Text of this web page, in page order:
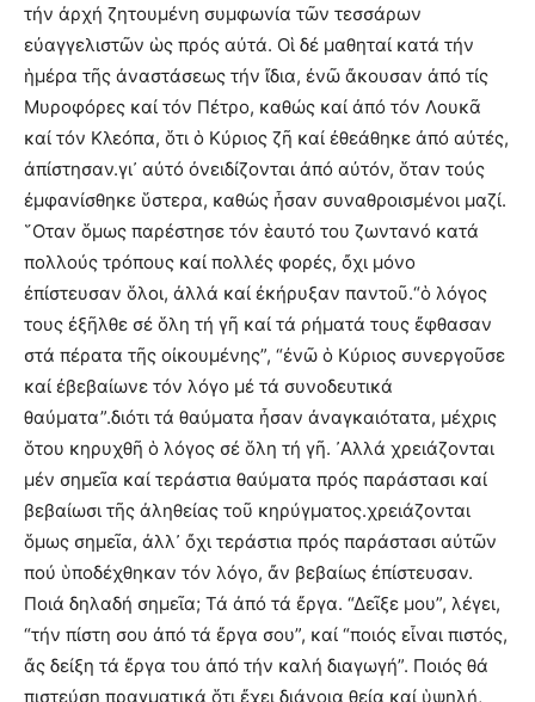
τήν ἀρχή ζητουμένη συμφωνία τῶν τεσσάρων
εὐαγγελιστῶν ὡς πρός αὐτά. Οἱ δέ μαθηταί κατά τήν
ἡμέρα τῆς ἀναστάσεως τήν ἴδια, ἐνῶ ἄκουσαν ἀπό τίς
Μυροφόρες καί τόν Πέτρο, καθώς καί ἀπό τόν Λουκᾶ
καί τόν Κλεόπα, ὅτι ὁ Κύριος ζῆ καί ἐθεάθηκε ἀπό αὐτές,
ἀπίστησαν.γι᾿ αὐτό ὀνειδίζονται ἀπό αὐτόν, ὅταν τούς
ἐμφανίσθηκε ὕστερα, καθώς ἦσαν συναθροισμένοι μαζί.
῞Οταν ὅμως παρέστησε τόν ἑαυτό του ζωντανό κατά
πολλούς τρόπους καί πολλές φορές, ὄχι μόνο
ἐπίστευσαν ὅλοι, ἀλλά καί ἐκήρυξαν παντοῦ.“ὁ λόγος
τους ἐξῆλθε σέ ὅλη τή γῆ καί τά ρήματά τους ἔφθασαν
στά πέρατα τῆς οἰκουμένης”, “ἐνῶ ὁ Κύριος συνεργοῦσε
καί ἐβεβαίωνε τόν λόγο μέ τά συνοδευτικά
θαύματα”.διότι τά θαύματα ἦσαν ἀναγκαιότατα, μέχρις
ὅτου κηρυχθῆ ὁ λόγος σέ ὅλη τή γῆ. ᾿Αλλά χρειάζονται
μέν σημεῖα καί τεράστια θαύματα πρός παράστασι καί
βεβαίωσι τῆς ἀληθείας τοῦ κηρύγματος.χρειάζονται
ὅμως σημεῖα, ἀλλ᾿ ὄχι τεράστια πρός παράστασι αὐτῶν
πού ὑποδέχθηκαν τόν λόγο, ἄν βεβαίως ἐπίστευσαν.
Ποιά δηλαδή σημεῖα; Τά ἀπό τά ἔργα. “Δεῖξε μου”, λέγει,
“τήν πίστη σου ἀπό τά ἔργα σου”, καί “ποιός εἶναι πιστός,
ἄς δείξη τά ἔργα του ἀπό τήν καλή διαγωγή”. Ποιός θά
πιστεύση πραγματικά ὅτι ἔχει διάνοια θεία καί ὑψηλή,